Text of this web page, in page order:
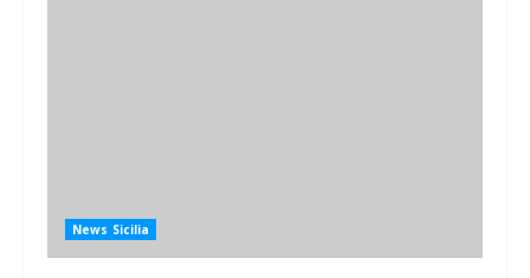
News Sicilia